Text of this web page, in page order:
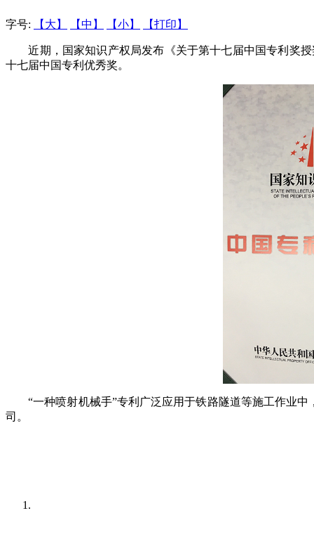
字号: 【大】 【中】 【小】 【打印】
近期，国家知识产权局发布《关于第十七届中国专利奖授
十七届中国专利优秀奖。
“一种喷射机械手”专利广泛应用于铁路隧道等施工作业中
司。